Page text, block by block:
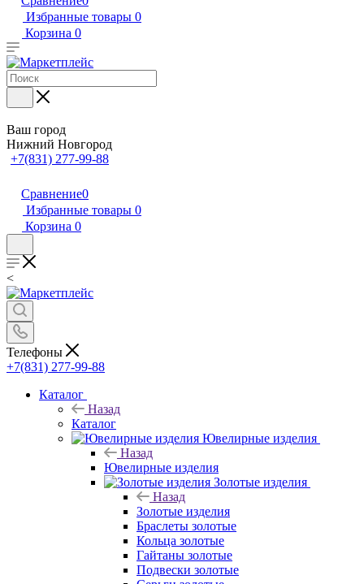
Избранные товары 0
Корзина 0
Ваш город
Нижний Новгород
+7(831) 277-99-88
Сравнение0
Избранные товары 0
Корзина 0
<
Телефоны
+7(831) 277-99-88
Каталог
Назад
Каталог
Ювелирные изделия
Назад
Ювелирные изделия
Золотые изделия
Назад
Золотые изделия
Браслеты золотые
Кольца золотые
Гайтаны золотые
Подвески золотые